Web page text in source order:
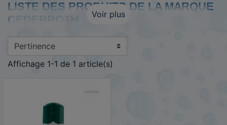
LISTE DES PRODUITS DE LA MARQUE
CEDERROTH
Voir plus
Affichage 1-1 de 1 article(s)